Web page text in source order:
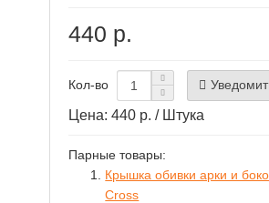
440 р.
Кол-во
Цена: 440 р. / Штука
Парные товары:
Крышка обивки арки и
Cross